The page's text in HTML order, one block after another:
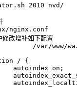
2010 nvd/
nginx.conf
改增补如下配置
/var/www/
/ {
autoindex on;